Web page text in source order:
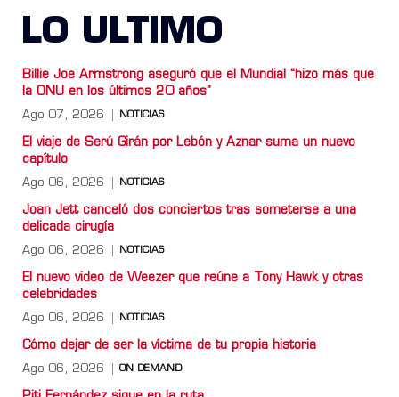
LO ULTIMO
Billie Joe Armstrong aseguró que el Mundial “hizo más que
la ONU en los últimos 20 años”
Ago 07, 2026 NOTICIAS
El viaje de Serú Girán por Lebón y Aznar suma un nuevo
capítulo
Ago 06, 2026 NOTICIAS
Joan Jett canceló dos conciertos tras someterse a una
delicada cirugía
Ago 06, 2026 NOTICIAS
El nuevo video de Weezer que reúne a Tony Hawk y otras
celebridades
Ago 06, 2026 NOTICIAS
Cómo dejar de ser la víctima de tu propia historia
Ago 06, 2026 ON DEMAND